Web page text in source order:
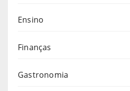
Ensino
Finanças
Gastronomia